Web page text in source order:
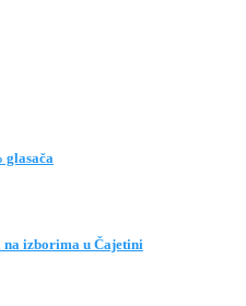
glasača
izborima u Čajetini